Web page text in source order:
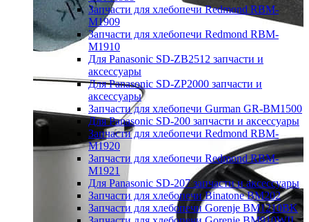
Запчасти для хлебопечи Redmond RBM-
M1909
Запчасти для хлебопечи Redmond RBM-
M1910
Для Panasonic SD-ZB2512 запчасти и
аксессуары
Для Panasonic SD-ZP2000 запчасти и
аксессуары
Запчасти для хлебопечи Gurman GR-BM1500
Для Panasonic SD-200 запчасти и аксессуары
Запчасти для хлебопечи Redmond RBM-
M1920
Запчасти для хлебопечи Redmond RBM-
M1921
Для Panasonic SD-207 запчасти и аксессуары
Запчасти для хлебопечи Binatone BM202
Запчасти для хлебопечи Gorenje BM1210BK